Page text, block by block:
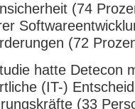
(74
(72
hatte Detecon
(IT-)
(33